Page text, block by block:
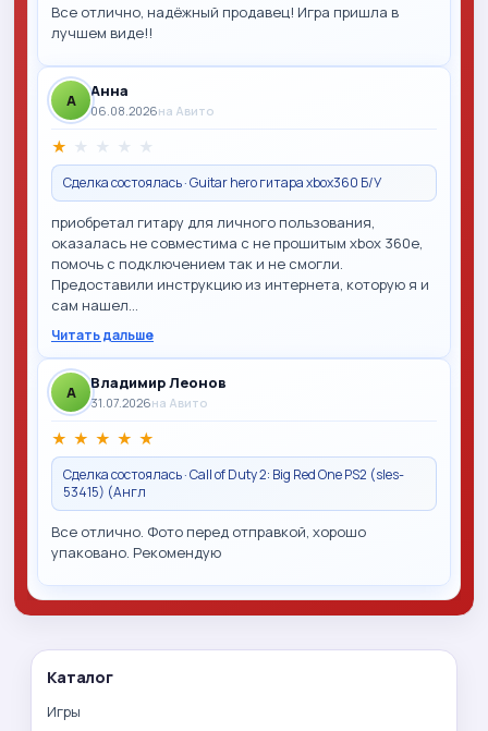
Все отлично, надёжный продавец! Игра пришла в
лучшем виде!!
A Анна
06.08.2026на Авито
★ ★ ★ ★ ★
Сделка состоялась · Guitar hero гитара xbox360 Б/У
приобретал гитару для личного пользования,
оказалась не совместима с не прошитым xbox 360e,
помочь с подключением так и не смогли.
Предоставили инструкцию из интернета, которую я и
сам нашел…
Читать дальше
A Владимир Леонов
31.07.2026на Авито
★ ★ ★ ★ ★
Сделка состоялась · Call of Duty 2: Big Red One PS2 (sles-
53415) (Англ
Все отлично. Фото перед отправкой, хорошо
упаковано. Рекомендую
Каталог
Игры